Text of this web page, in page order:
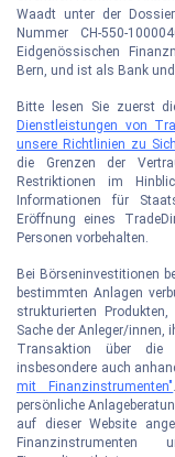
Waadt unter der
Nummer CH-550-
Eidgenössischen
Bern, und ist als Bank
Bitte lesen Sie zuerst
Dienstleistungen von
unsere Richtlinien zu
die Grenzen der
Restriktionen im
Informationen für
Eröffnung eines
Personen vorbehalten.
Bei Börseninvestitionen
bestimmten Anlagen
strukturierten
Sache der Anleger/innen,
Transaktion über die
insbesondere auch
mit Finanzinstrumenten"
persönliche
auf dieser Website